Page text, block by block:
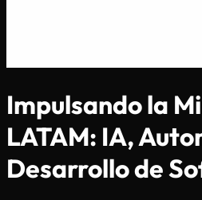
Impulsando la
LATAM: IA,
Desarrollo de